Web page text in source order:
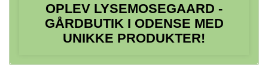
OPLEV LYSEMOSEGAARD -
GÅRDBUTIK I ODENSE MED
UNIKKE PRODUKTER!